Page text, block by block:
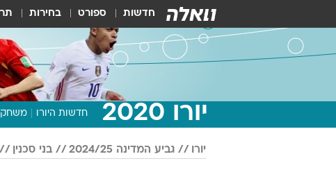
חדשות ספורט בחירות
יורו 2020 חדשות היורו
יורו גביע המדינה 2024/25 בני סכנין